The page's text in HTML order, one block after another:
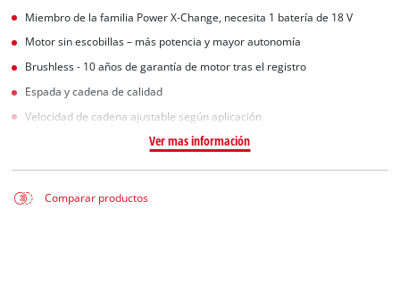
Miembro de la familia Power X-Change, necesita 1 batería de 18 V
Motor sin escobillas – más potencia y mayor autonomía
Brushless - 10 años de garantía de motor tras el registro
Espada y cadena de calidad
Velocidad de cadena ajustable según aplicación
Ver mas información
Comparar productos